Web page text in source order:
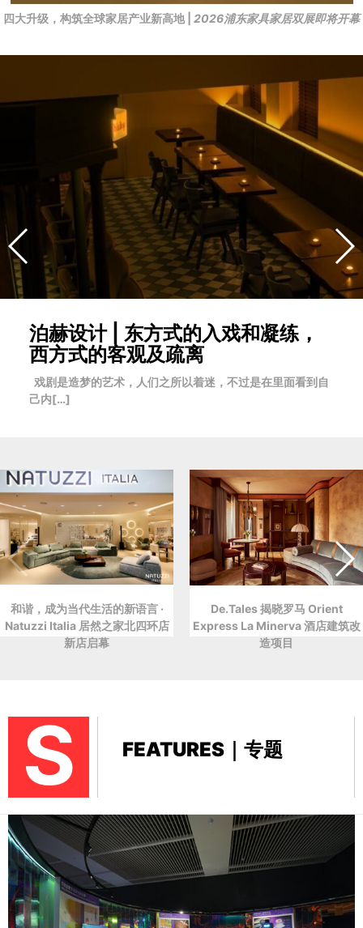
四大升级，构筑全球家居产业新高地 | 2026浦东家具家居双展即将开幕
泊赫设计 | 东方式的入戏和凝练，
西方式的客观及疏离
戏剧是造梦的艺术，人们之所以着迷，不过是在里面看到自
己内[…]
和谐，成为当代生活的新语言 ·
Natuzzi Italia 居然之家北四环店
新店启幕
De.Tales 揭晓罗马 Orient
Express La Minerva 酒店建筑改
造项目
S FEATURES｜专题